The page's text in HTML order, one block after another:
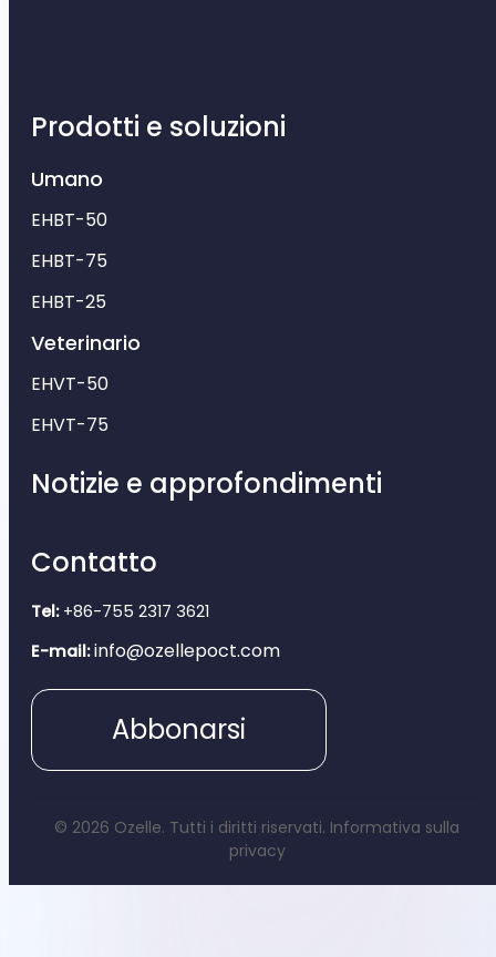
Prodotti e soluzioni
Umano
EHBT-50
EHBT-75
EHBT-25
Veterinario
EHVT-50
EHVT-75
Notizie e approfondimenti
Contatto
Tel:+86-755 2317 3621
E-mail: info@ozellepoct.com
Abbonarsi
© 2026 Ozelle. Tutti i diritti riservati. Informativa sulla
privacy